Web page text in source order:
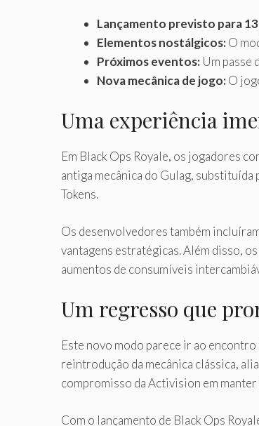
Lançamento previsto para
Elementos nostálgicos:O
Próximos eventos: Um passe
Nova mecânica de jogo:O
Uma experiência
Em Black Ops Royale, os jogadores
antiga mecânica do Gulag,
Tokens.
Os desenvolvedores também
vantagens estratégicas. Além disso,
aumentos de consumíveis
Um regresso que
Este novo modo parece ir ao
reintrodução da mecânica clássica,
compromisso da Activision em
Com o lançamento de Black Ops